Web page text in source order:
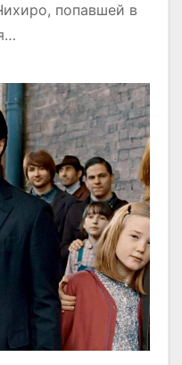
попавшей в